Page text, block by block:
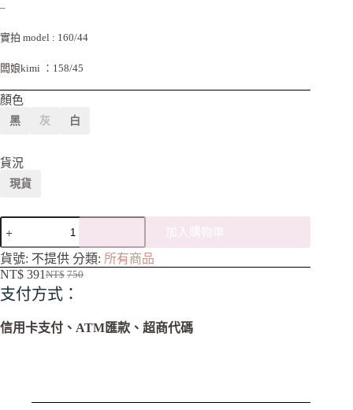
–
實拍 model : 160/44
闆娘kimi ：158/45
顏色
黑 灰 白
貨況
現貨
加入購物車
A
l
e
n
貨號: 不提供 分類: 所有商品
NT$ 750
NT$ 391
支付方式：
信用卡支付、ATM匯款、超商代碼